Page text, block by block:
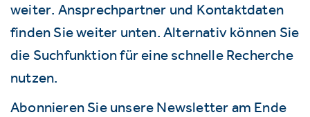
weiter. Ansprechpartner und Kontaktdaten
finden Sie weiter unten. Alternativ können Sie
die Suchfunktion für eine schnelle Recherche
nutzen.
Abonnieren Sie unsere Newsletter am Ende